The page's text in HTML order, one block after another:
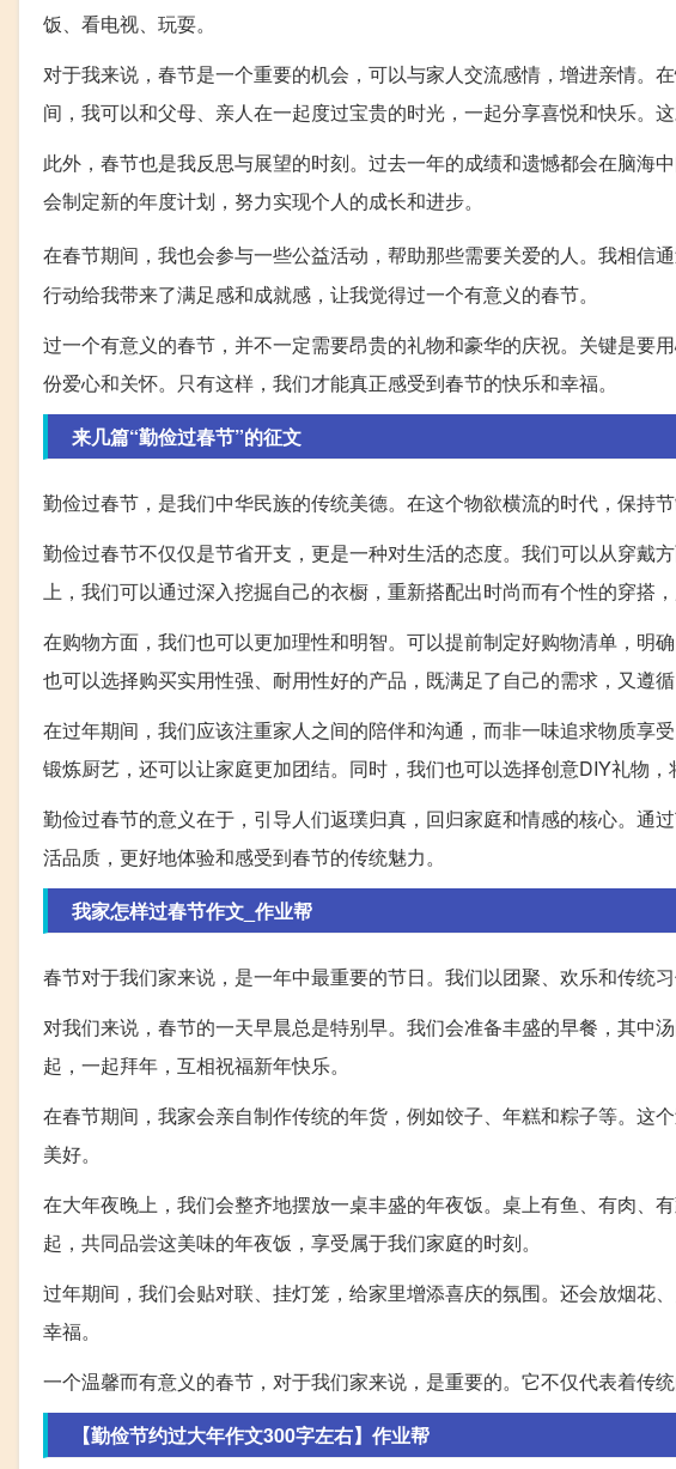
饭、看电视、玩耍。
对于我来说，春节是一个重要的机会，可以与家人交流感情，增进亲情。
间，我可以和父母、亲人在一起度过宝贵的时光，一起分享喜悦和快乐。
此外，春节也是我反思与展望的时刻。过去一年的成绩和遗憾都会在脑海
会制定新的年度计划，努力实现个人的成长和进步。
在春节期间，我也会参与一些公益活动，帮助那些需要关爱的人。我相信
行动给我带来了满足感和成就感，让我觉得过一个有意义的春节。
过一个有意义的春节，并不一定需要昂贵的礼物和豪华的庆祝。关键是要
份爱心和关怀。只有这样，我们才能真正感受到春节的快乐和幸福。
来几篇“勤俭过春节”的征文
勤俭过春节，是我们中华民族的传统美德。在这个物欲横流的时代，保持节
勤俭过春节不仅仅是节省开支，更是一种对生活的态度。我们可以从穿戴
上，我们可以通过深入挖掘自己的衣橱，重新搭配出时尚而有个性的穿搭，
在购物方面，我们也可以更加理性和明智。可以提前制定好购物清单，明
也可以选择购买实用性强、耐用性好的产品，既满足了自己的需求，又遵循
在过年期间，我们应该注重家人之间的陪伴和沟通，而非一味追求物质享
锻炼厨艺，还可以让家庭更加团结。同时，我们也可以选择创意DIY礼物，
勤俭过春节的意义在于，引导人们返璞归真，回归家庭和情感的核心。通
活品质，更好地体验和感受到春节的传统魅力。
我家怎样过春节作文_作业帮
春节对于我们家来说，是一年中最重要的节日。我们以团聚、欢乐和传统
对我们来说，春节的一天早晨总是特别早。我们会准备丰盛的早餐，其中
起，一起拜年，互相祝福新年快乐。
在春节期间，我家会亲自制作传统的年货，例如饺子、年糕和粽子等。这
美好。
在大年夜晚上，我们会整齐地摆放一桌丰盛的年夜饭。桌上有鱼、有肉、
起，共同品尝这美味的年夜饭，享受属于我们家庭的时刻。
过年期间，我们会贴对联、挂灯笼，给家里增添喜庆的氛围。还会放烟花
幸福。
一个温馨而有意义的春节，对于我们家来说，是重要的。它不仅代表着传
【勤俭节约过大年作文300字左右】作业帮